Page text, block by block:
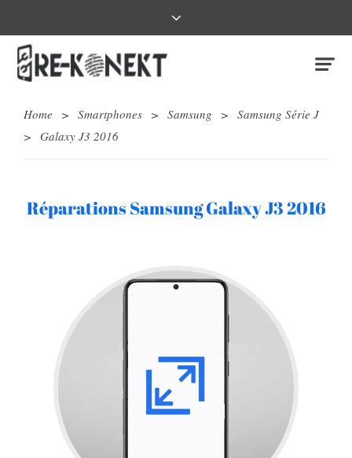
Home > Smartphones > Samsung > Samsung Série J
> Galaxy J3 2016
Réparations Samsung Galaxy J3 2016